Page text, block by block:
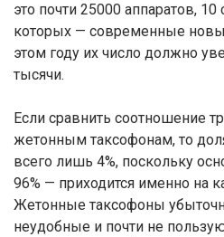
это почти 25000 аппаратов,
которых — современные
этом году их число должно
тысячи.
Если сравнить соотношение
жетонным таксофонам, то
всего лишь 4%, поскольку
96% — приходится именно на
Жетонные таксофоны
неудобные и почти не